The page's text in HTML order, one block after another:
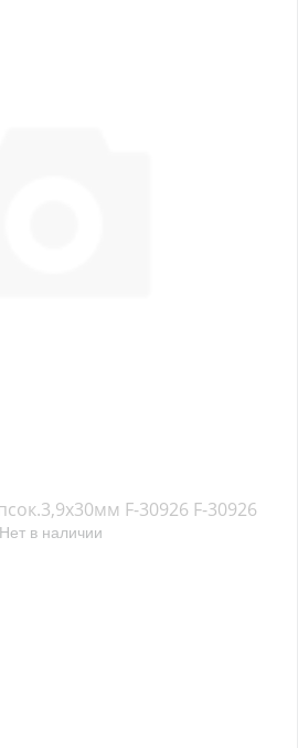
F-30926 F-30926
Нет в наличии